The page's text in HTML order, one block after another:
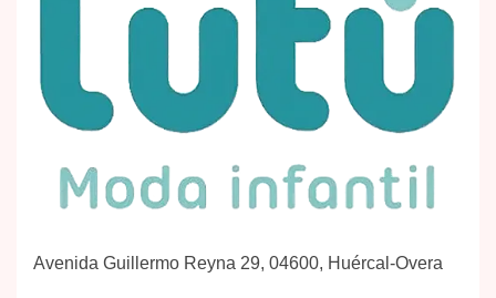
Avenida Guillermo Reyna 29, 04600, Huércal-Overa